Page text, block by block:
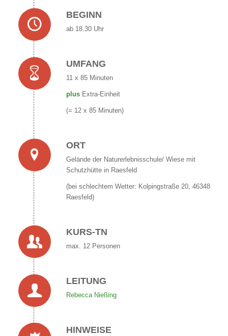
BEGINN
ab 18.30 Uhr
UMFANG
11 x 85 Minuten
plusExtra-Einheit
(= 12 x 85 Minuten)
ORT
Gelände der Naturerlebnisschule/ Wiese mit
Schutzhütte in Raesfeld
(bei schlechtem Wetter: Kolpingstraße 20, 46348
Raesfeld)
KURS-TN
max. 12 Personen
LEITUNG
Rebecca Nießing
HINWEISE